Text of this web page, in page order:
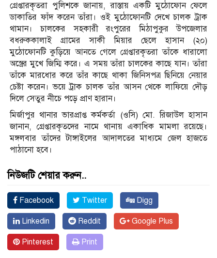
গ্রেপ্তারকৃতরা পুলিশকে জানায়, রাস্তায় একটি মুঠোফোন ফেলে
ডাকাতির ফাঁদ করেন তাঁরা। ওই মুঠোফোনটি দেখে চালক ট্রাক
থামান। চালকের সহকারী রংপুরের মিঠাপুকুর উপজেলার
বধরুককালাই গ্রামের সাকী মিয়ার ছেলে হাসান (২০)
মুঠোফোনটি কুড়িয়ে আনতে গেলে গ্রেপ্তারকৃতরা তাঁকে ধারালো
অস্ত্রের মুখে জিম্মি করে। এ সময় তাঁরা চালকের কাছে যান। তাঁরা
তাঁকে মারধোর করে তাঁর কাছে থাকা জিনিসপত্র ছিনিয়ে নেয়ার
চেষ্টা করেন। ভয়ে ট্রাক চালক তাঁর আসন থেকে লাফিয়ে দৌড়
দিলে সেতুর নীচে পড়ে প্রাণ হারান।
মির্জাপুর থানার ভারপ্রাপ্ত কর্মকর্তা (ওসি) মো. রিজাউল হাসান
জানান, গ্রেপ্তারকৃতদের নামে থানায় একাধিক মামলা রয়েছে।
মঙ্গলবার তাঁদের টাঙ্গাইলের আদালতের মাধ্যমে জেল হাজতে
পাঠানো হবে।
নিউজটি শেয়ার করুন..
Facebook Twitter Digg
Linkedin Reddit Google Plus
Pinterest Print